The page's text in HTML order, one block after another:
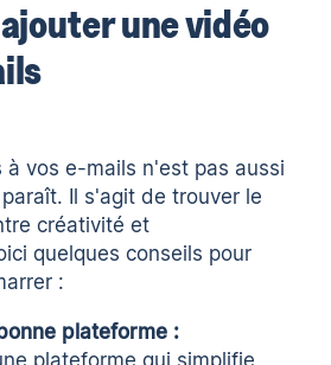
une vidéo
à vos e-mails n'est pas aussi
Il s'agit de trouver le
créativité et
quelques conseils pour
:
plateforme :
plateforme qui simplifie